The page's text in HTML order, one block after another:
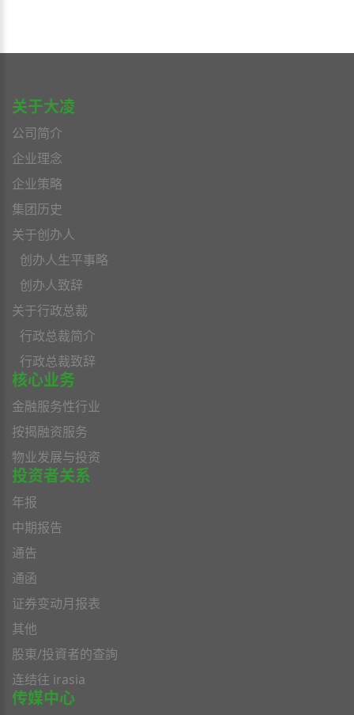
关于大凌
公司简介
企业理念
企业策略
集团历史
关于创办人
创办人生平事略
创办人致辞
关于行政总裁
行政总裁简介
行政总裁致辞
核心业务
金融服务性行业
按揭融资服务
物业发展与投资
投资者关系
年报
中期报告
通告
通函
证券变动月报表
其他
股東/投資者的查詢
连结往 irasia
传媒中心